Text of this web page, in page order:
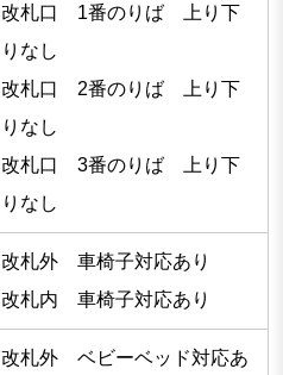
改札口 1番のりば 上り下
りなし
改札口 2番のりば 上り下
りなし
改札口 3番のりば 上り下
りなし
改札外 車椅子対応あり
改札内 車椅子対応あり
改札外 ベビーベッド対応あ